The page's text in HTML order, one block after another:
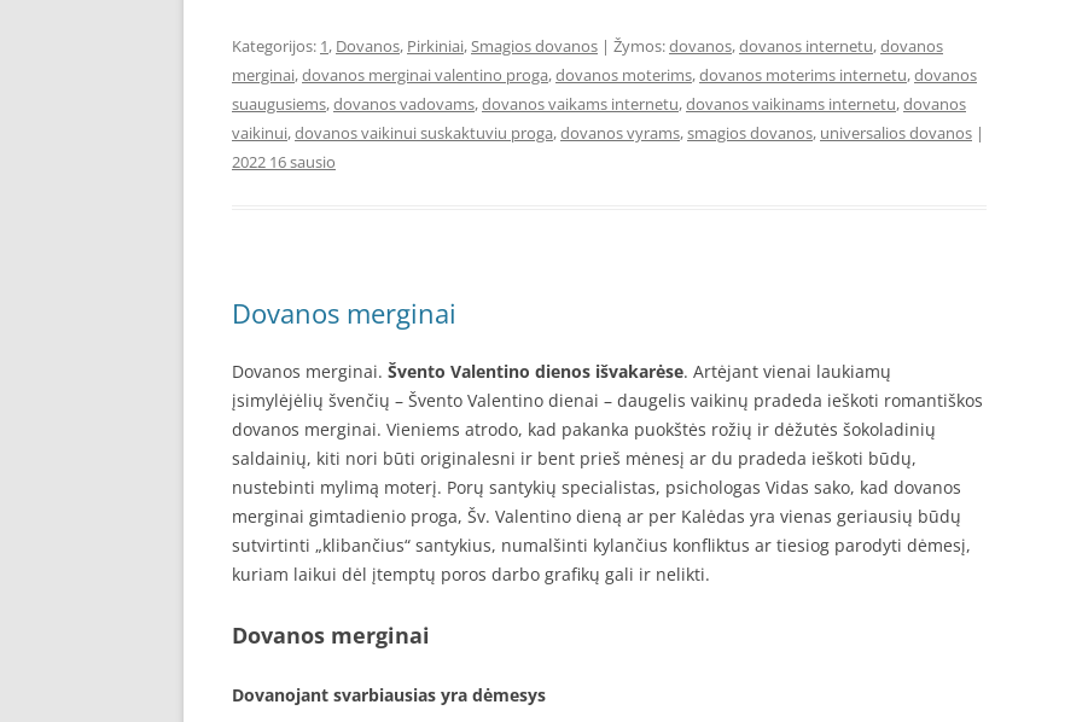
Kategorijos: 1, Dovanos, Pirkiniai,Smagios dovanos | Žymos:dovanos,dovanos internetu,dovanos
merginai,dovanos merginai valentino proga,dovanos moterims,dovanos moterims internetu,dovanos
suaugusiems,dovanos vadovams,dovanos vaikams internetu,dovanos vaikinams internetu,dovanos
vaikinui,dovanos vaikinui suskaktuviu proga,dovanos vyrams,smagios dovanos, universalios dovanos |
2022 16 sausio
Dovanos merginai
Dovanos merginai. Švento Valentino dienos išvakarėse. Artėjant vienai laukiamų
įsimylėjėlių švenčių – Švento Valentino dienai – daugelis vaikinų pradeda ieškoti romantiškos
dovanos merginai. Vieniems atrodo, kad pakanka puokštės rožių ir dėžutės šokoladinių
saldainių, kiti nori būti originalesni ir bent prieš mėnesį ar du pradeda ieškoti būdų,
nustebinti mylimą moterį. Porų santykių specialistas, psichologas Vidas sako, kad dovanos
merginai gimtadienio proga, Šv. Valentino dieną ar per Kalėdas yra vienas geriausių būdų
sutvirtinti „klibančius“ santykius, numalšinti kylančius konfliktus ar tiesiog parodyti dėmesį,
kuriam laikui dėl įtemptų poros darbo grafikų gali ir nelikti.
Dovanos merginai
Dovanojant svarbiausias yra dėmesys